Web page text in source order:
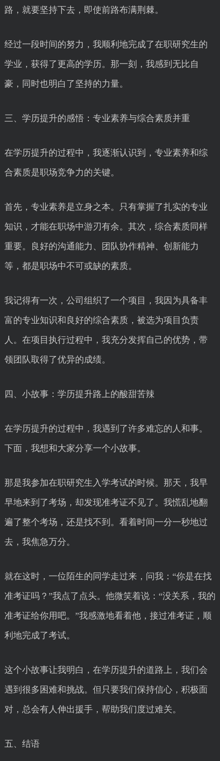
路，就要坚持下去，即使前路布满荆棘。
经过一段时间的努力，我顺利地完成了在职研究生的
学业，获得了更高的学历。那一刻，我感到无比自
豪，同时也明白了坚持的力量。
三、学历提升的感悟：专业素养与综合素质并重
在学历提升的过程中，我逐渐认识到，专业素养和综
合素质是职场竞争力的关键。
首先，专业素养是立身之本。只有掌握了扎实的专业
知识，才能在职场中游刃有余。其次，综合素质同样
重要。良好的沟通能力、团队协作精神、创新能力
等，都是职场中不可或缺的素质。
我记得有一次，公司组织了一个项目，我因为具备丰
富的专业知识和良好的综合素质，被选为项目负责
人。在项目执行过程中，我充分发挥自己的优势，带
领团队取得了优异的成绩。
四、小故事：学历提升路上的酸甜苦辣
在学历提升的过程中，我遇到了许多难忘的人和事。
下面，我想和大家分享一个小故事。
那是我参加在职研究生入学考试的时候。那天，我早
早地来到了考场，却发现准考证不见了。我慌乱地翻
遍了整个考场，还是找不到。看着时间一分一秒地过
去，我焦急万分。
就在这时，一位陌生的同学走过来，问我：“你是在找
准考证吗？”我点了点头。他微笑着说：“没关系，我的
准考证给你用吧。”我感激地看着他，接过准考证，顺
利地完成了考试。
这个小故事让我明白，在学历提升的道路上，我们会
遇到很多困难和挑战。但只要我们保持信心，积极面
对，总会有人伸出援手，帮助我们度过难关。
五、结语